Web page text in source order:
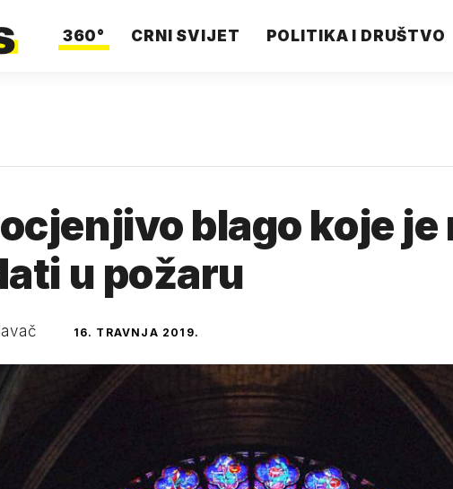
360° CRNI SVIJET POLITIKA I DRUŠTVO
blago koje je
u požaru
16. TRAVNJA 2019.